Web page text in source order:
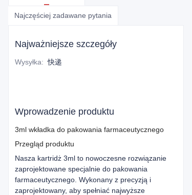
Najczęściej zadawane pytania
Najważniejsze szczegóły
Wysyłka: 快递
Wprowadzenie produktu
3ml wkładka do pakowania farmaceutycznego
Przegląd produktu
Nasza kartridż 3ml to nowoczesne rozwiązanie
zaprojektowane specjalnie do pakowania
farmaceutycznego. Wykonany z precyzją i
zaprojektowany, aby spełniać najwyższe